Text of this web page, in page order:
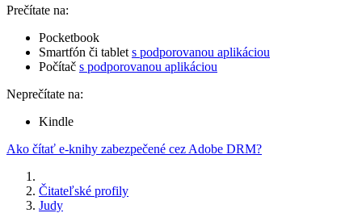
Prečítate na:
Pocketbook
Smartfón či tablet s podporovanou aplikáciou
Počítač s podporovanou aplikáciou
Neprečítate na:
Kindle
Ako čítať e-knihy zabezpečené cez Adobe DRM?
Čitateľské profily
Judy